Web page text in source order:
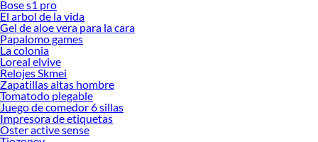
Bose s1 pro
El arbol de la vida
Gel de aloe vera para la cara
Papalomo games
La colonia
Loreal elvive
Relojes Skmei
Zapatillas altas hombre
Tomatodo plegable
Juego de comedor 6 sillas
Impresora de etiquetas
Oster active sense